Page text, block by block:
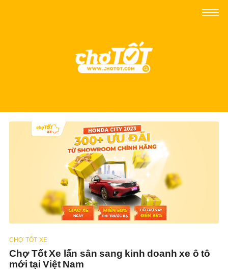
CHỢ TỐT XE
Chợ Tốt Xe lấn sân sang kinh doanh xe ô tô
mới tại Việt Nam